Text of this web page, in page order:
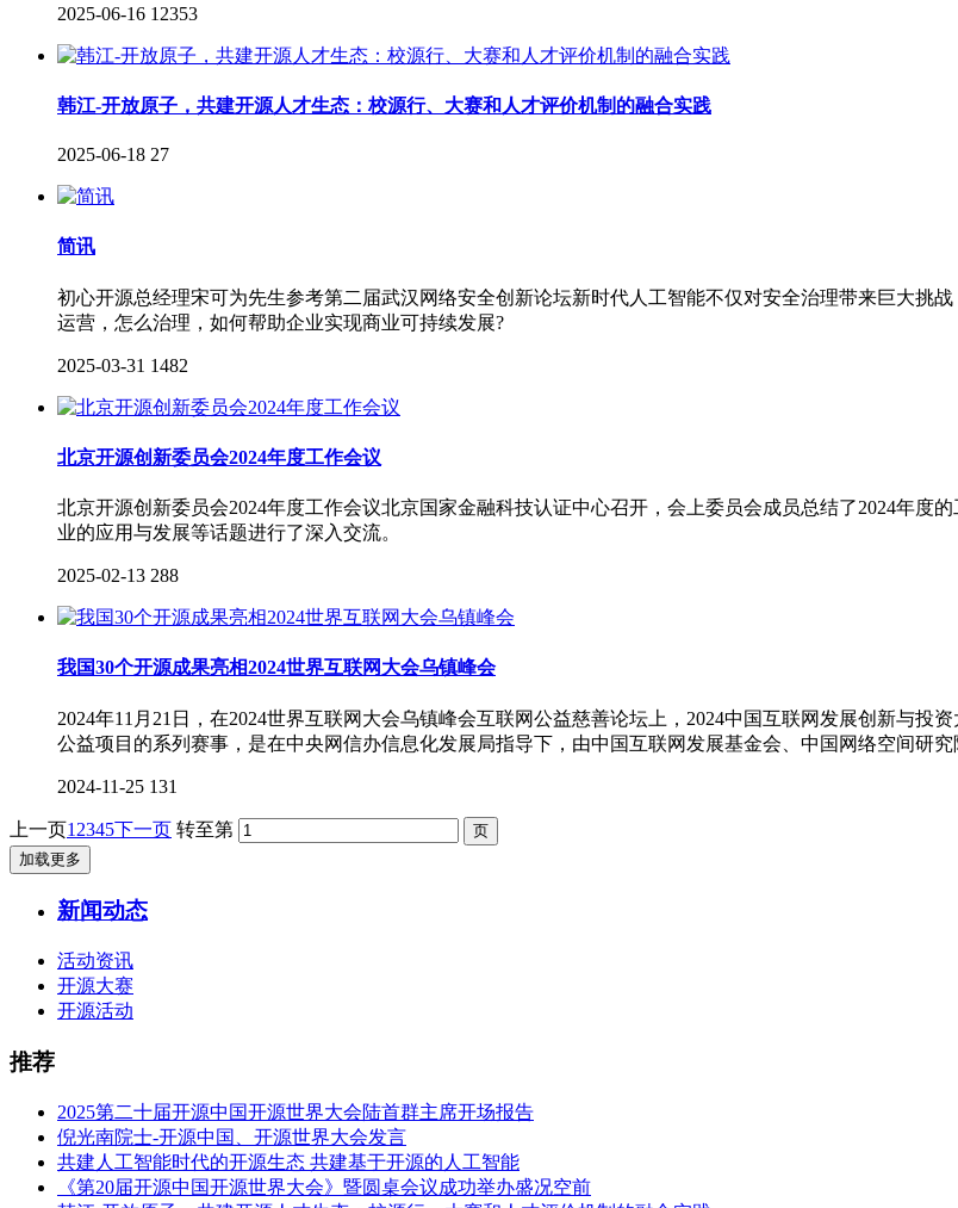
2025-06-16 12353
韩江-开放原子，共建开源人才生态：校源行、大赛和人才评价机制的融合实践
2025-06-18 27
简讯
初心开源总经理宋可为先生参考第二届武汉网络安全创新论坛新时代人工智能不仅对安全治理带来巨大挑
运营，怎么治理，如何帮助企业实现商业可持续发展?
2025-03-31 1482
北京开源创新委员会2024年度工作会议
北京开源创新委员会2024年度工作会议北京国家金融科技认证中心召开，会上委员会成员总结了2024年度
业的应用与发展等话题进行了深入交流。
2025-02-13 288
我国30个开源成果亮相2024世界互联网大会乌镇峰会
2024年11月21日，在2024世界互联网大会乌镇峰会互联网公益慈善论坛上，2024中国互联网发展创新与
公益项目的系列赛事，是在中央网信办信息化发展局指导下，由中国互联网发展基金会、中国网络空间研
2024-11-25 131
上一页1 2345下一页 转至第
加载更多
新闻动态
活动资讯
开源大赛
开源活动
推荐
2025第二十届开源中国开源世界大会陆首群主席开场报告
倪光南院士-开源中国、开源世界大会发言
共建人工智能时代的开源生态 共建基于开源的人工智能
《第20届开源中国开源世界大会》暨圆桌会议成功举办盛况空前